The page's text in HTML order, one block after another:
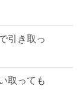
引き取っ
取っても